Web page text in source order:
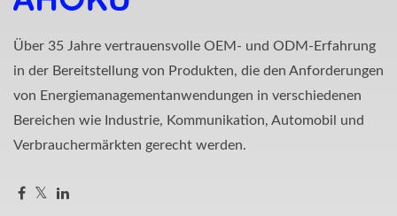
Über 35 Jahre vertrauensvolle OEM- und ODM-Erfahrung
in der Bereitstellung von Produkten, die den Anforderungen
von Energiemanagementanwendungen in verschiedenen
Bereichen wie Industrie, Kommunikation, Automobil und
Verbrauchermärkten gerecht werden.